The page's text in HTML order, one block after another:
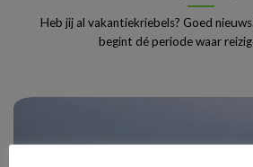
Heb jij al vakantiekriebels? Goed
begint dé periode waar